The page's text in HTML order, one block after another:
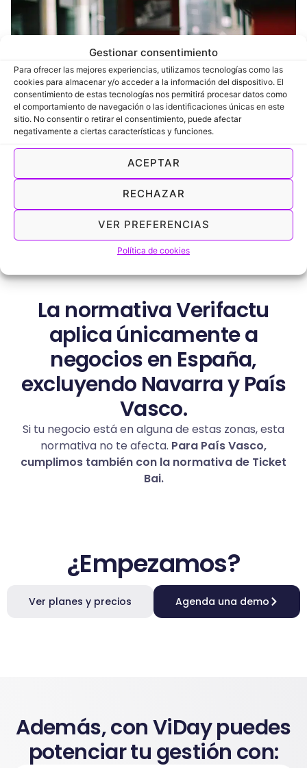
Gestionar consentimiento
Para ofrecer las mejores experiencias, utilizamos tecnologías como las
cookies para almacenar y/o acceder a la información del dispositivo. El
consentimiento de estas tecnologías nos permitirá procesar datos como
el comportamiento de navegación o las identificaciones únicas en este
sitio. No consentir o retirar el consentimiento, puede afectar
negativamente a ciertas características y funciones.
ACEPTAR
RECHAZAR
VER PREFERENCIAS
Política de cookies
La normativa Verifactu
aplica únicamente a
negocios en España,
excluyendo Navarra y País
Vasco.
Si tu negocio está en alguna de estas zonas, esta
normativa no te afecta. Para País Vasco,
cumplimos también con la normativa de Ticket
Bai.
¿Empezamos?
Ver planes y precios Agenda una demo
Además, con ViDay puedes
potenciar tu gestión con: